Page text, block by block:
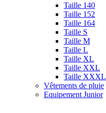
Taille 140
Taille 152
Taille 164
Taille S
Taille M
Taille L
Taille XL
Taille XXL
Taille XXXL
Vêtements de pluie
Equipement Junior